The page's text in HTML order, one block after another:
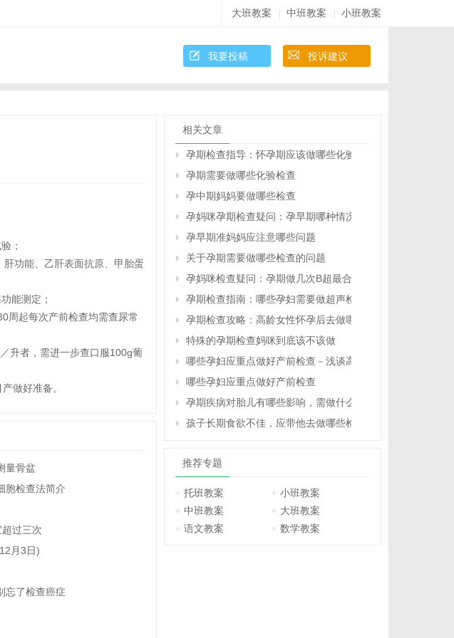
大班教案 中班教案 小班教案
我要投稿 投诉建议
；
功能、乙肝表面抗原、甲胎蛋
能测定；
起每次产前检查均需查尿常
升者，需进一步查口服100g葡
做好准备。
量骨盆
胞检查法简介
过三次
月3日)
忘了检查癌症
相关文章
孕期检查指导：怀孕期应该做哪些化验检查
孕期需要做哪些化验检查
孕中期妈妈要做哪些检查
孕妈咪孕期检查疑问：孕早期哪种情况要做B超？
孕早期准妈妈应注意哪些问题
关于孕期需要做哪些检查的问题
孕妈咪检查疑问：孕期做几次B超最合适？
孕期检查指南：哪些孕妇需要做超声检查？
孕期检查攻略：高龄女性怀孕后去做哪些检查？
特殊的孕期检查妈咪到底该不该做
哪些孕妇应重点做好产前检查－浅谈高危孕妇
哪些孕妇应重点做好产前检查
孕期疾病对胎儿有哪些影响，需做什么检查
孩子长期食欲不佳，应带他去做哪些检查――宋善路回答
推荐专题
托班教案
小班教案
中班教案
大班教案
语文教案
数学教案